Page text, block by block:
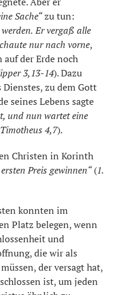
Sache“zu tun:
Er vergaß alle
nur nach vorne,
der Erde noch
3,13-14). Dazu
zu dem Gott
seines Lebens sagte
und nun wartet eine
4,7).
Christen in Korinth
Preis gewinnen“(1.
konnten im
Platz belegen, wenn
und
die wir als
der versagt hat,
ist, um jeden